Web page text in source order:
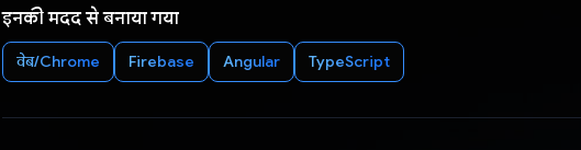
इनकी मदद से बनाया गया
वेब/Chrome Firebase Angular TypeScript